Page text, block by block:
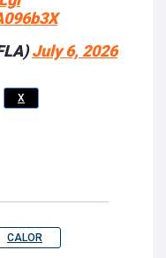
July 6, 2026
X
CALOR